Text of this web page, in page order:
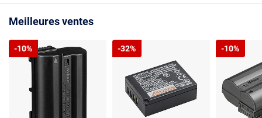
Meilleures ventes
-10% -32% -10%